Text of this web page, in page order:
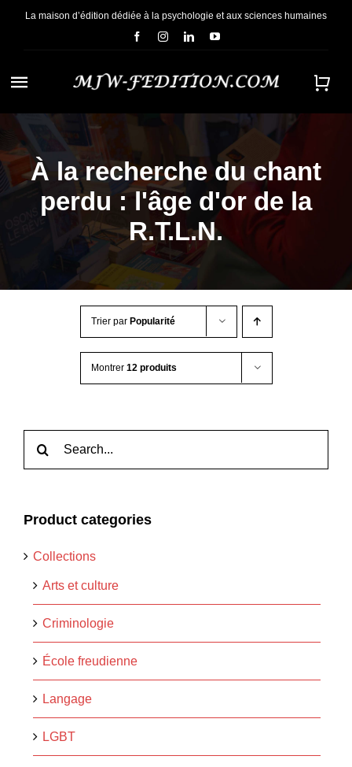
PasserLa maison d’édition dédiée à la psychologie et aux sciences humaines
Navigation
à
bascule
ACCUEIL
NOUS CONNAÎTRE
E-BOOKS
À la recherche du chant
perdu : l'âge d'or de la
R.T.L.N.
Trier par Popularité
Montrer 12 produits
Product categories
Collections
Arts et culture
Criminologie
École freudienne
Langage
LGBT